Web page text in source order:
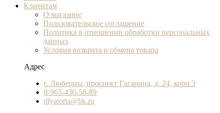
Клиентам
О магазине
Пользовательское соглашение
Политика в отношении обработки персональных
данных
Условия возврата и обмена товара
Адрес
г. Люберцы, проспект Гагарина, д. 24, корп.3
8-965-436-58-89
dlyatorta@bk.ru